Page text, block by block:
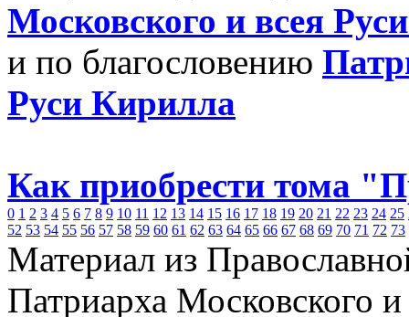
Московского и всея
и по благословению
Руси Кирилла
Как приобрести тома
0 1 2 3 4 5 6 7 8 9 10 11 12 13 14 15 16 17 18 19 20 21 22 23 24 25
52 53 54 55 56 57 58 59 60 61 62 63 64 65 66 67 68 69 70 71 72 73
Материал из
Патриарха Московского